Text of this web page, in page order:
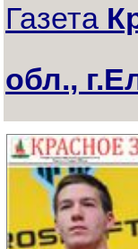
Газета
обл.,